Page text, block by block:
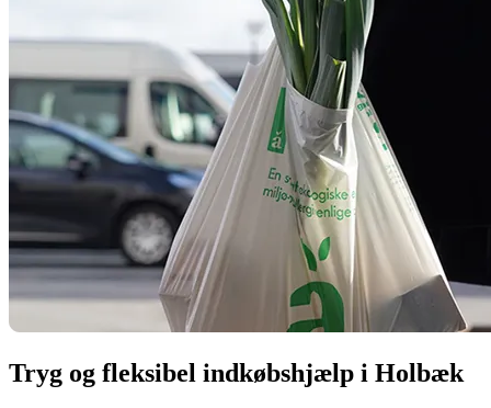
Tryg og fleksibel indkøbshjælp i Holbæk